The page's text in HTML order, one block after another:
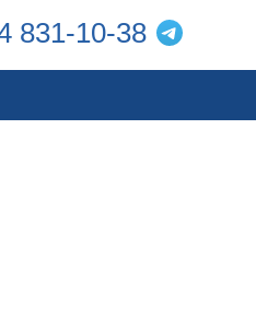
831-10-38